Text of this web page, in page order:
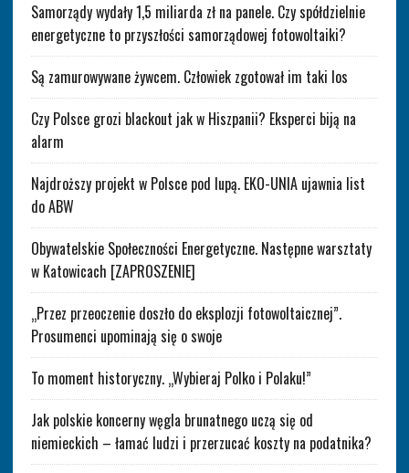
Samorządy wydały 1,5 miliarda zł na panele. Czy spółdzielnie
energetyczne to przyszłości samorządowej fotowoltaiki?
Są zamurowywane żywcem. Człowiek zgotował im taki los
Czy Polsce grozi blackout jak w Hiszpanii? Eksperci biją na
alarm
Najdroższy projekt w Polsce pod lupą. EKO-UNIA ujawnia list
do ABW
Obywatelskie Społeczności Energetyczne. Następne warsztaty
w Katowicach [ZAPROSZENIE]
„Przez przeoczenie doszło do eksplozji fotowoltaicznej”.
Prosumenci upominają się o swoje
To moment historyczny. „Wybieraj Polko i Polaku!”
Jak polskie koncerny węgla brunatnego uczą się od
niemieckich – łamać ludzi i przerzucać koszty na podatnika?